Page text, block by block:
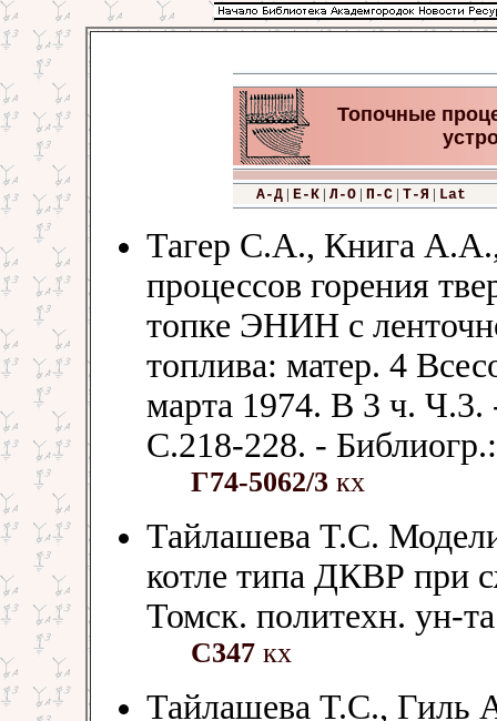
Топочные
А-Д| Е-К| Л-О| П-С| Т-Я | Lat
Тагер С.А., Книга
процессов горения
топке ЭНИН с
топлива: матер. 4
марта 1974. В 3 ч.
С.218-228. -
Г74-5062/3 кх
Тайлашева Т.С.
котле типа ДКВР при
Томск. политехн. ун-
С347 кх
Тайлашева Т.С., Гиль